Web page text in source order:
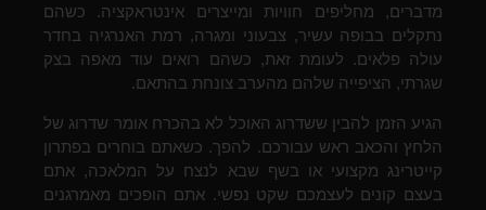
מדברים, מחליפים חוויות ומייצרים אינטראקציה. כשהם
נתקלים בבופה עשיר, צבעוני ומגרה, רמת האנרגיה בחדר
עולה פלאים. לעומת זאת, כשהם רואים עוד מאפה בצק
שגרתי, הציפייה שלהם מהערב צונחת בהתאם.
הגיע הזמן להבין ששדרוג האוכל לא בהכרח אומר שדרוג של
הלחץ והכאב ראש עבורכם. להפך. כשאתם בוחרים בפתרון
קייטרינג מקצועי או בשף שבא לנצח על המלאכה, אתם
בעצם קונים לעצמכם שקט נפשי. אתם הופכים מאמרגנים